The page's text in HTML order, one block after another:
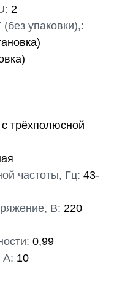
2
упаковки),:
трёхполюсной
частоты, Гц: 43-
В: 220
0,99
А: 10